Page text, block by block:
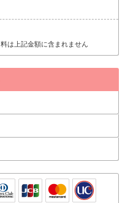
は上記金額に含まれません